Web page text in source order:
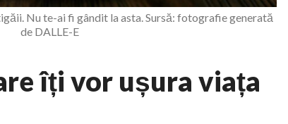
Nu te-ai fi gândit la asta. Sursă: fotografie generată
de DALLE-E
îți vor ușura viața